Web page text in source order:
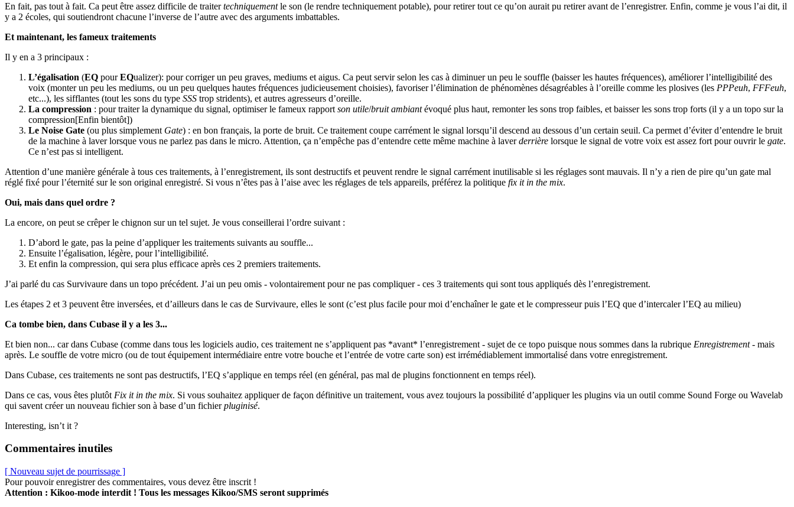
En fait, pas tout à fait. Ca peut être assez difficile de traitertechniquementle son (le rendre techniquement potable), pour retirer tout ce qu’on aurait pu retirer avant de l’enregistrer. Enfin, comme je vous l’ai dit, il
y a 2 écoles, qui soutiendront chacune l’inverse de l’autre avec des arguments imbattables.
Et maintenant, les fameux traitements
Il y en a 3 principaux :
L’égalisation (EQ pourEQualizer): pour corriger un peu graves, mediums et aigus. Ca peut servir selon les cas à diminuer un peu le souffle (baisser les hautes fréquences), améliorer l’intelligibilité des
voix (monter un peu les mediums, ou un peu quelques hautes fréquences judicieusement choisies), favoriser l’élimination de phénomènes désagréables à l’oreille comme les plosives (les PPPeuh, FFFeuh,
etc...), les sifflantes (tout les sons du type SSS trop stridents), et autres agresseurs d’oreille.
La compression : pour traiter la dynamique du signal, optimiser le fameux rapport son utile/bruit ambiantévoqué plus haut, remonter les sons trop faibles, et baisser les sons trop forts (il y a un topo sur la
compression[Enfin bientôt])
Le Noise Gate (ou plus simplement Gate) : en bon français, la porte de bruit. Ce traitement coupe carrément le signal lorsqu’il descend au dessous d’un certain seuil. Ca permet d’éviter d’entendre le bruit
de la machine à laver lorsque vous ne parlez pas dans le micro. Attention, ça n’empêche pas d’entendre cette même machine à laverderrière lorsque le signal de votre voix est assez fort pour ouvrir le gate.
Ce n’est pas si intelligent.
Attention d’une manière générale à tous ces traitements, à l’enregistrement, ils sont destructifs et peuvent rendre le signal carrément inutilisable si les réglages sont mauvais. Il n’y a rien de pire qu’un gate mal
réglé fixé pour l’éternité sur le son original enregistré. Si vous n’êtes pas à l’aise avec les réglages de tels appareils, préférez la politique fix it in the mix.
Oui, mais dans quel ordre ?
La encore, on peut se crêper le chignon sur un tel sujet. Je vous conseillerai l’ordre suivant :
D’abord le gate, pas la peine d’appliquer les traitements suivants au souffle...
Ensuite l’égalisation, légère, pour l’intelligibilité.
Et enfin la compression, qui sera plus efficace après ces 2 premiers traitements.
J’ai parlé du cas Survivaure dans un topo précédent. J’ai un peu omis - volontairement pour ne pas compliquer - ces 3 traitements qui sont tous appliqués dès l’enregistrement.
Les étapes 2 et 3 peuvent être inversées, et d’ailleurs dans le cas de Survivaure, elles le sont (c’est plus facile pour moi d’enchaîner le gate et le compresseur puis l’EQ que d’intercaler l’EQ au milieu)
Ca tombe bien, dans Cubase il y a les 3...
Et bien non... car dans Cubase (comme dans tous les logiciels audio, ces traitement ne s’appliquent pas *avant* l’enregistrement - sujet de ce topo puisque nous sommes dans la rubrique Enregistrement- mais
après. Le souffle de votre micro (ou de tout équipement intermédiaire entre votre bouche et l’entrée de votre carte son) est irrémédiablement immortalisé dans votre enregistrement.
Dans Cubase, ces traitements ne sont pas destructifs, l’EQ s’applique en temps réel (en général, pas mal de plugins fonctionnent en temps réel).
Dans ce cas, vous êtes plutôt Fix it in the mix. Si vous souhaitez appliquer de façon définitive un traitement, vous avez toujours la possibilité d’appliquer les plugins via un outil comme Sound Forge ou Wavelab
qui savent créer un nouveau fichier son à base d’un fichierpluginisé.
Interesting, isn’t it ?
Commentaires inutiles
[ Nouveau sujet de pourrissage ]
Pour pouvoir enregistrer des commentaires, vous devez être inscrit !
Attention : Kikoo-mode interdit ! Tous les messages Kikoo/SMS seront supprimés